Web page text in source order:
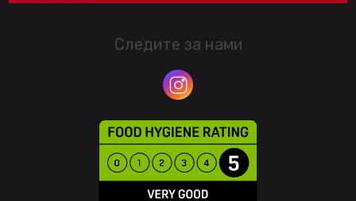
Следите за нами